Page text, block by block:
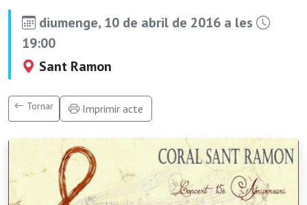
diumenge, 10 de abril de 2016 a les
19:00
Sant Ramon
Tornar Imprimir acte